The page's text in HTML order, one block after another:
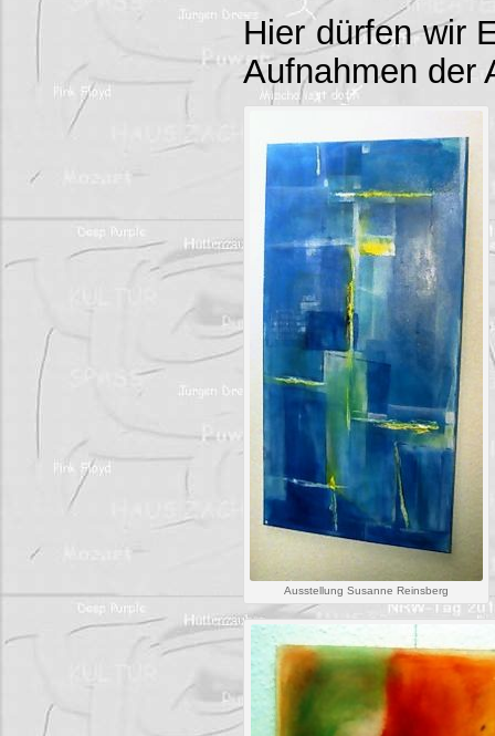
Hier dürfen wir
Aufnahmen der
Ausstellung Susanne Reinsberg